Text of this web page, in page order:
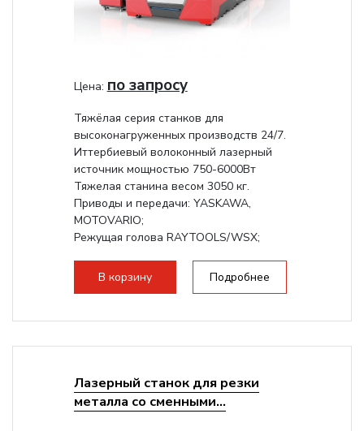
Цена: по запросу
Тяжёлая серия станков для
высоконагруженных производств 24/7.
Иттербиевый волоконный лазерный
источник мощностью 750-6000Вт
Тяжелая станина весом 3050 кг.
Приводы и передачи: YASKAWA,
MOTOVARIO;
Режущая голова RAYTOOLS/WSX;
В корзину Подробнее
Лазерный станок для резки
металла со сменными...